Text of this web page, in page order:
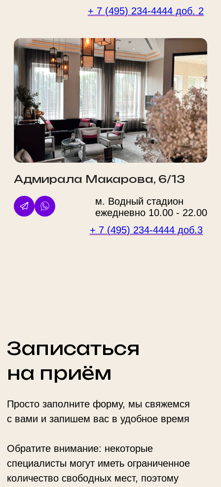
Любое использование материалов сайта без разрешения запрещено.
характер и ни при каких условиях материалы и цены, размещенные на сайте,
не являются публичной офертой, определяемой положениями Статьи 437
Политика конфиденциальности
ИМЕЮТСЯ ПРОТИВОПОКАЗАНИЯ. НЕОБХОДИМА
КОНСУЛЬТАЦИЯ СПЕЦИАЛИСТА
Аппараты
О нас
Акции
Цены
Наша команда
Лицензии
До/После
Новости
Блог
Услуги
Косметология
Массаж
Парикмахерские услуги
Эпиляция
Ногтевой сервис
Красота
Мужчинам